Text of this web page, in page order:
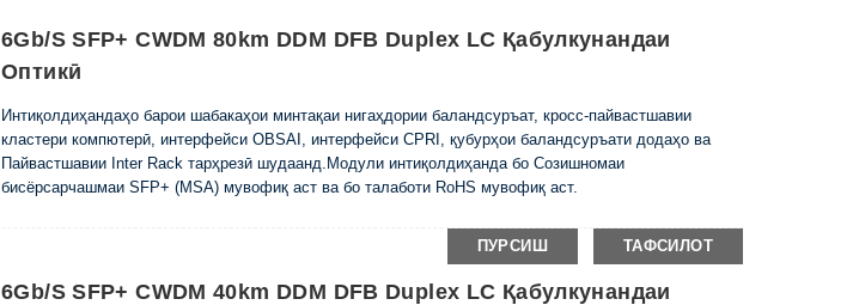
6Gb/s SFP+ CWDM 80km DDM DFB Duplex LC Қабулкунандаи
Оптикӣ
Интиқолдиҳандаҳо барои шабакаҳои минтақаи нигаҳдории баландсуръат, кросс-пайвастшавии
кластери компютерӣ, интерфейси OBSAI, интерфейси CPRI, қубурҳои баландсуръати додаҳо ва
Пайвастшавии Inter Rack тарҳрезӣ шудаанд.Модули интиқолдиҳанда бо Созишномаи
бисёрсарчашмаи SFP+ (MSA) мувофиқ аст ва бо талаботи RoHS мувофиқ аст.
ПУРСИШ ТАФСИЛОТ
6Gb/s SFP+ CWDM 40km DDM DFB Duplex LC Қабулкунандаи